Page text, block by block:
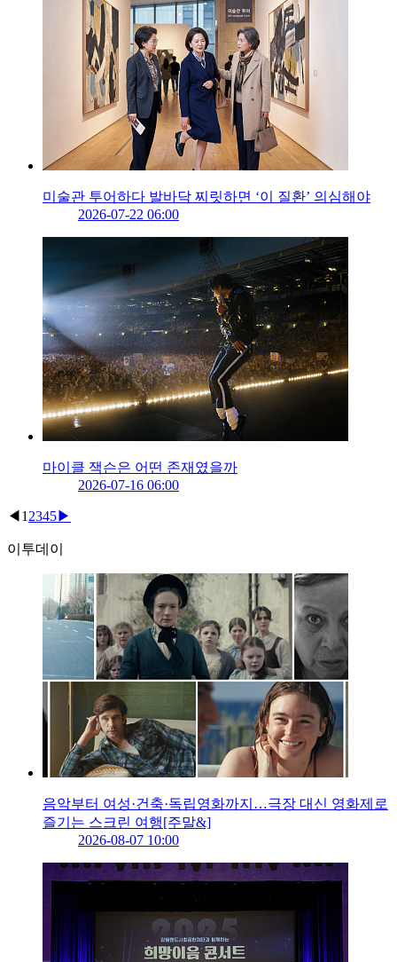
미술관 투어하다 발바닥 찌릿하면 ‘이 질환’ 의심해야
2026-07-22 06:00
마이클 잭슨은 어떤 존재였을까
2026-07-16 06:00
◀ 1 2345▶
이투데이
음악부터 여성·건축·독립영화까지…극장 대신 영화제로
즐기는 스크린 여행[주말&]
2026-08-07 10:00